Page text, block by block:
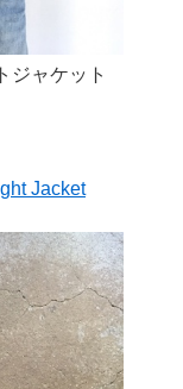
ジャケット
Jacket